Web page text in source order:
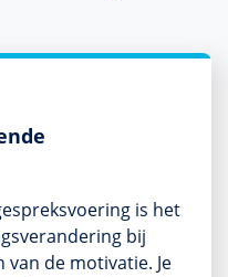
is het
bij
de motivatie. Je